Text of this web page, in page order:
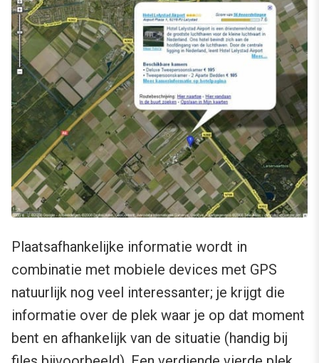
Plaatsafhankelijke informatie wordt in
combinatie met mobiele devices met GPS
natuurlijk nog veel interessanter; je krijgt die
informatie over de plek waar je op dat moment
bent en afhankelijk van de situatie (handig bij